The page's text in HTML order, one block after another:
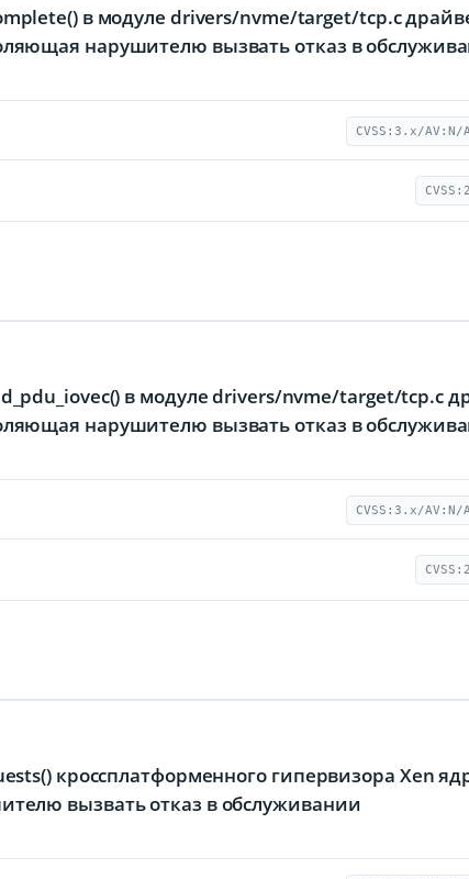
в модуле drivers/nvme/target/tcp.c
нарушителю вызвать отказ в
CVSS:3.x/
в модуле drivers/nvme/target/tcp.c
нарушителю вызвать отказ в
CVSS:3.x/
кроссплатформенного гипервизора Xen
вызвать отказ в обслуживании